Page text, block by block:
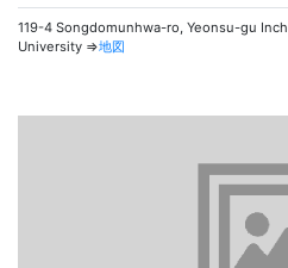
119-4 Songdomunhwa-ro, Yeonsu-gu
University ⇒地図